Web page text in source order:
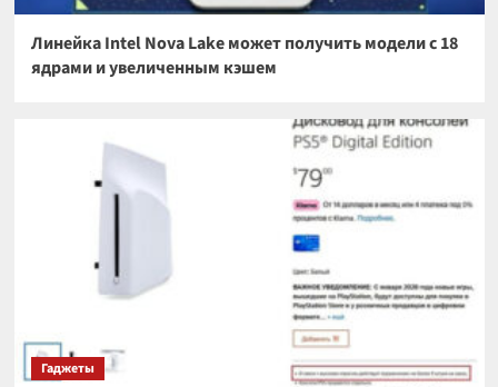
Линейка Intel Nova Lake может получить модели с 18
ядрами и увеличенным кэшем
Гаджеты